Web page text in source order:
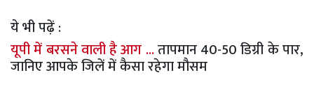
ये भी पढ़ें :
यूपी में बरसने वाली है आग ...तापमान 40-50 डिग्री के पार,
जानिए आपके जिलें में कैसा रहेगा मौसम